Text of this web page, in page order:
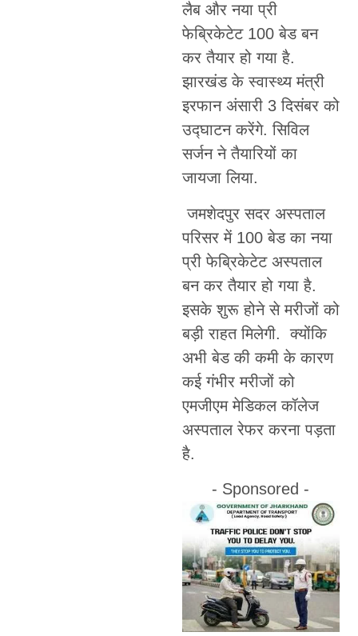
लैब और नया प्री
फेब्रिकेटेट 100 बेड बन
कर तैयार हो गया है.
झारखंड के स्वास्थ्य मंत्री
इरफान अंसारी 3 दिसंबर को
उद्घाटन करेंगे. सिविल
सर्जन ने तैयारियों का
जायजा लिया.
जमशेदपुर सदर अस्पताल
परिसर में 100 बेड का नया
प्री फेब्रिकेटेट अस्पताल
बन कर तैयार हो गया है.
इसके शुरू होने से मरीजों को
बड़ी राहत मिलेगी. क्योंकि
अभी बेड की कमी के कारण
कई गंभीर मरीजों को
एमजीएम मेडिकल कॉलेज
अस्पताल रेफर करना पड़ता
है.
- Sponsored -